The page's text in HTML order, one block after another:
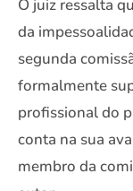
O juiz ressalta
da
segunda
formalmente
profissional do
conta na sua
membro da